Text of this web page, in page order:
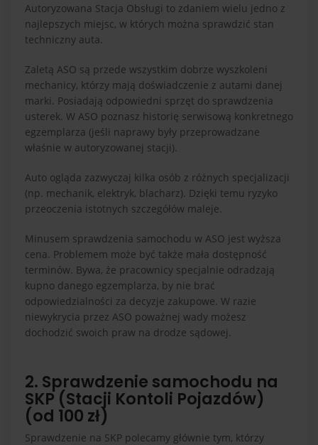
Autoryzowana Stacja Obsługi to zdaniem wielu jedno z
najlepszych miejsc, w których można sprawdzić stan
techniczny auta.
Zaletą ASO są przede wszystkim dobrze wyszkoleni
mechanicy, którzy mają doświadczenie z autami danej
marki. Posiadają odpowiedni sprzęt do sprawdzenia
usterek. W ASO poznasz historię serwisową konkretnego
egzemplarza (jeśli naprawy były przeprowadzane
właśnie w autoryzowanej stacji).
Auto ogląda zazwyczaj kilka osób z różnych specjalizacji
(np. mechanik, elektryk, blacharz). Dzięki temu ryzyko
przeoczenia istotnych szczegółów maleje.
Minusem sprawdzenia samochodu w ASO jest wyższa
cena. Problemem może być także mała dostępność
terminów. Bywa, że pracownicy specjalnie odradzają
kupno danego egzemplarza, by nie brać
odpowiedzialności za decyzje zakupowe. W razie
niewykrycia przez ASO poważnej wady możesz
dochodzić swoich praw na drodze sądowej.
2. Sprawdzenie samochodu na
SKP (Stacji Kontoli Pojazdów)
(od 100 zł)
Sprawdzenie na SKP polecamy głównie tym, którzy